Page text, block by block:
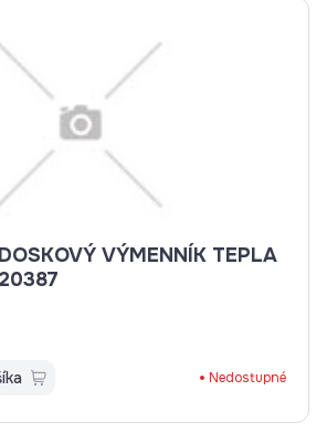
VÝMENNÍK TEPLA
7820387
Nedostupné